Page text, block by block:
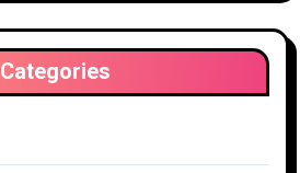
Categories